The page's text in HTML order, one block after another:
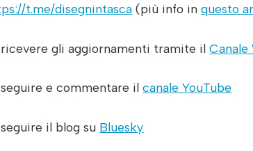
t.me/disegnintasca (più info inquesto
ricevere gli aggiornamenti tramite ilCanale
e commentare ilcanale YouTube
il blog su Bluesky